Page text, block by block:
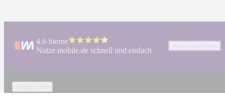
4.6 Sterne
Nutze mobile.de schnell und einfach